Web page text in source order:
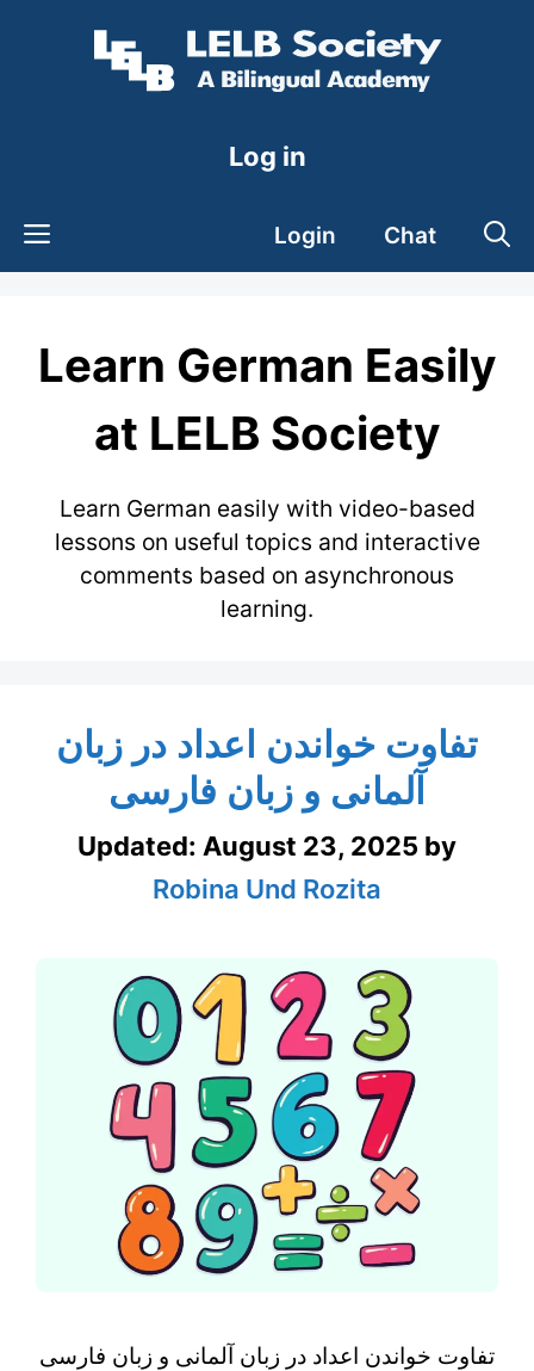
Log in
Login Chat
Learn German Easily
at LELB Society
Learn German easily with video-based
lessons on useful topics and interactive
comments based on asynchronous
learning.
تفاوت خواندن اعداد در زبان
آلمانی و زبان فارسی
Updated: August 23, 2025 by
Robina Und Rozita
تفاوت خواندن اعداد در زبان آلمانی و زبان فارسی